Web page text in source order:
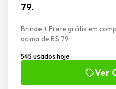
79.
Brinde + Frete grátis em
acima de R$ 79.
545 usados hoje
Ver